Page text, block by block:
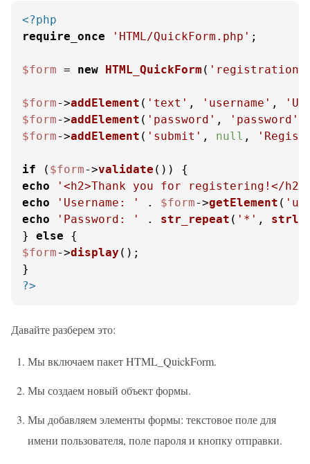
<?php
require_once
'HTML/QuickForm.php' ;
$form = new HTML_QuickForm ( 'registration'
$form->addElement ( 'text' , 'username' ,
$form->addElement ( 'password' , 'password'
$form->addElement ( 'submit' , null ,
if ( $form->validate
echo
'<h2>Thank you for registering!</
echo
'Username: ' . $form->getElement (
echo
'Password: ' . str_repeat ( '*' ,
} else
$form->display ();
?>
Давайте разберем это:
Мы включаем пакет HTML_QuickForm.
Мы создаем новый объект формы.
Мы добавляем элементы формы: текстовое поле для
имени пользователя, поле пароля и кнопку отправки.